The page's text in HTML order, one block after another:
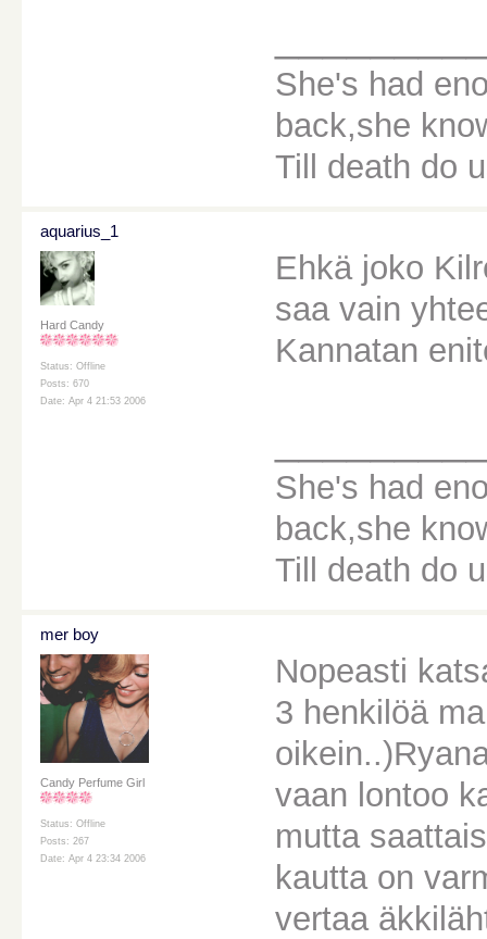
She's had
back,she
Till death do
aquarius_1
Hard Candy
Status: Offline
Posts: 670
Date: Apr 4 21:53 2006
Ehkä joko
saa vain
Kannatan
She's had
back,she
Till death do
mer boy
Candy Perfume Girl
Status: Offline
Posts: 267
Date: Apr 4 23:34 2006
Nopeasti
3 henkilöä
vaan lontoo
mutta
kautta on
vertaa